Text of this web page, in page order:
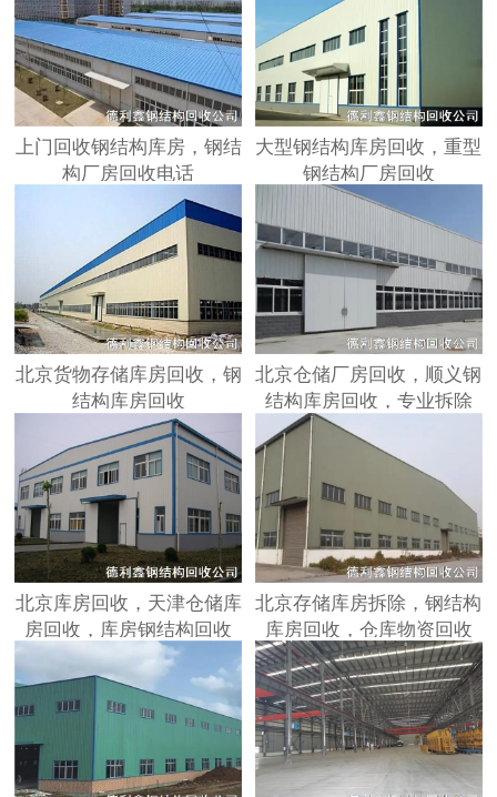
上门回收钢结构库房，钢结
构厂房回收电话
大型钢结构库房回收，重型
钢结构厂房回收
北京货物存储库房回收，钢
结构库房回收
北京仓储厂房回收，顺义钢
结构库房回收，专业拆除
北京库房回收，天津仓储库
房回收，库房钢结构回收
北京存储库房拆除，钢结构
库房回收，仓库物资回收